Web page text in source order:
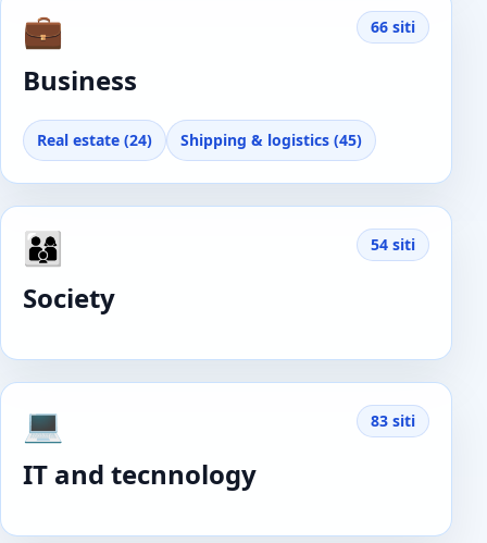
💼
Business
66 siti
Real estate (24) Shipping & logistics (45)
👨‍👩‍👦
Society
54 siti
💻
IT and tecnnology
83 siti